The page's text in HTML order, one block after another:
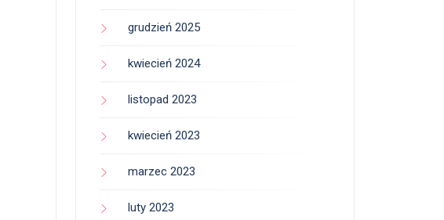
grudzień 2025
kwiecień 2024
listopad 2023
kwiecień 2023
marzec 2023
luty 2023